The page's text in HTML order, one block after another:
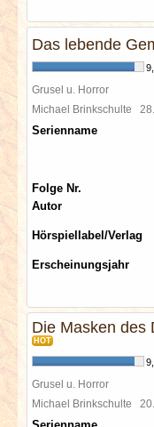
Das lebende
Grusel u. Horror
Michael Brinkschulte
Serienname
Folge Nr.
Autor
Hörspiellabel/Verlag
Erscheinungsjahr
Die Masken des
HOT
Grusel u. Horror
Michael Brinkschulte